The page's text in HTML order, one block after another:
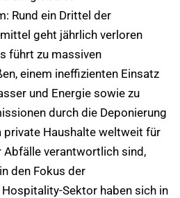
Rund ein Drittel der
geht jährlich verloren
führt zu massiven
einem ineffizienten Einsatz
und Energie sowie zu
durch die Deponierung
private Haushalte weltweit für
verantwortlich sind,
den Fokus der
Sektor haben sich in